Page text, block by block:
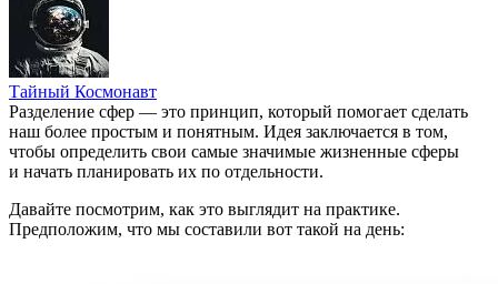
Тайный Космонавт
Разделение сфер — это принцип, который помогает сделать
наш более простым и понятным. Идея заключается в том,
чтобы определить свои самые значимые жизненные сферы
и начать планировать их по отдельности.
Давайте посмотрим, как это выглядит на практике.
Предположим, что мы составили вот такой на день: